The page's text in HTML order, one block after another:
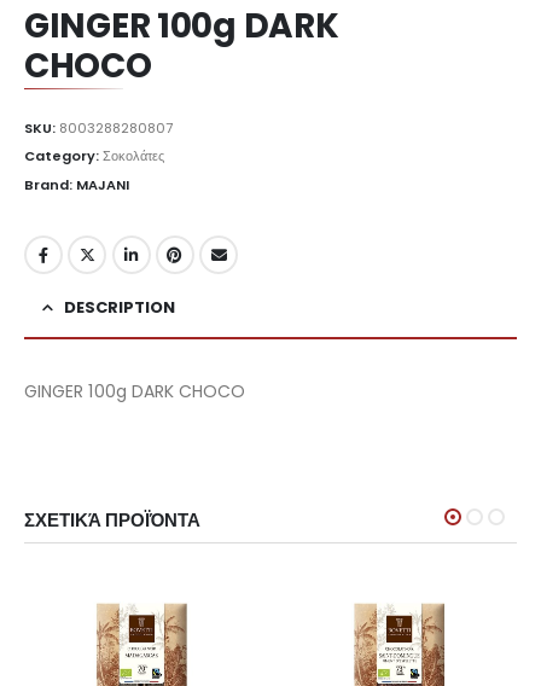
GINGER 100g DARK
CHOCO
SKU: 8003288280807
Category:Σοκολάτες
Brand: MAJANI
DESCRIPTION
GINGER 100g DARK CHOCO
ΣΧΕΤΙΚΆ ΠΡΟΪΌΝΤΑ